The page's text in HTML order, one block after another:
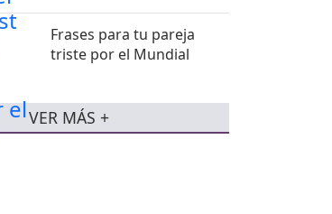
Frases para tu pareja
triste por el Mundial
VER MÁS +